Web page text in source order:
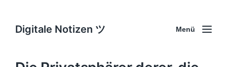
Digitale Notizen ツ Menü